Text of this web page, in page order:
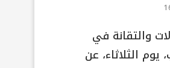
والتقانة في
الثلاثاء، عن